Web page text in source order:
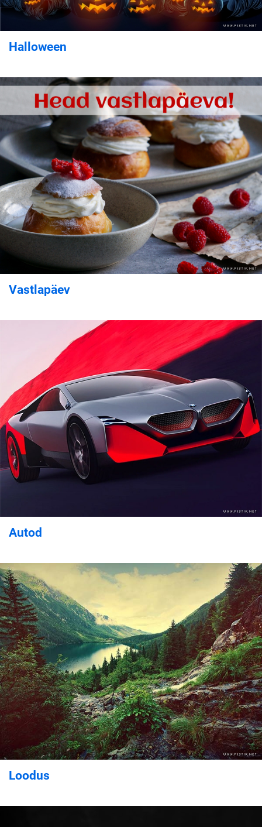
Halloween
Vastlapäev
Autod
Loodus